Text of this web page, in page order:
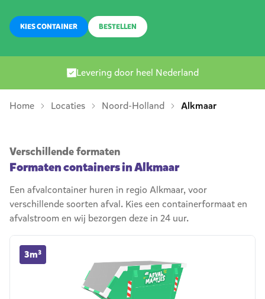
KIES CONTAINER BESTELLEN
Levering door heel Nederland
Home Locaties Noord-Holland Alkmaar
Verschillende formaten
Formaten containers in Alkmaar
Een afvalcontainer huren in regio Alkmaar, voor
verschillende soorten afval. Kies een containerformaat en
afvalstroom en wij bezorgen deze in 24 uur.
3m³
3m³ container huren